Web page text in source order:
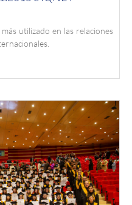
utilizado en las relaciones